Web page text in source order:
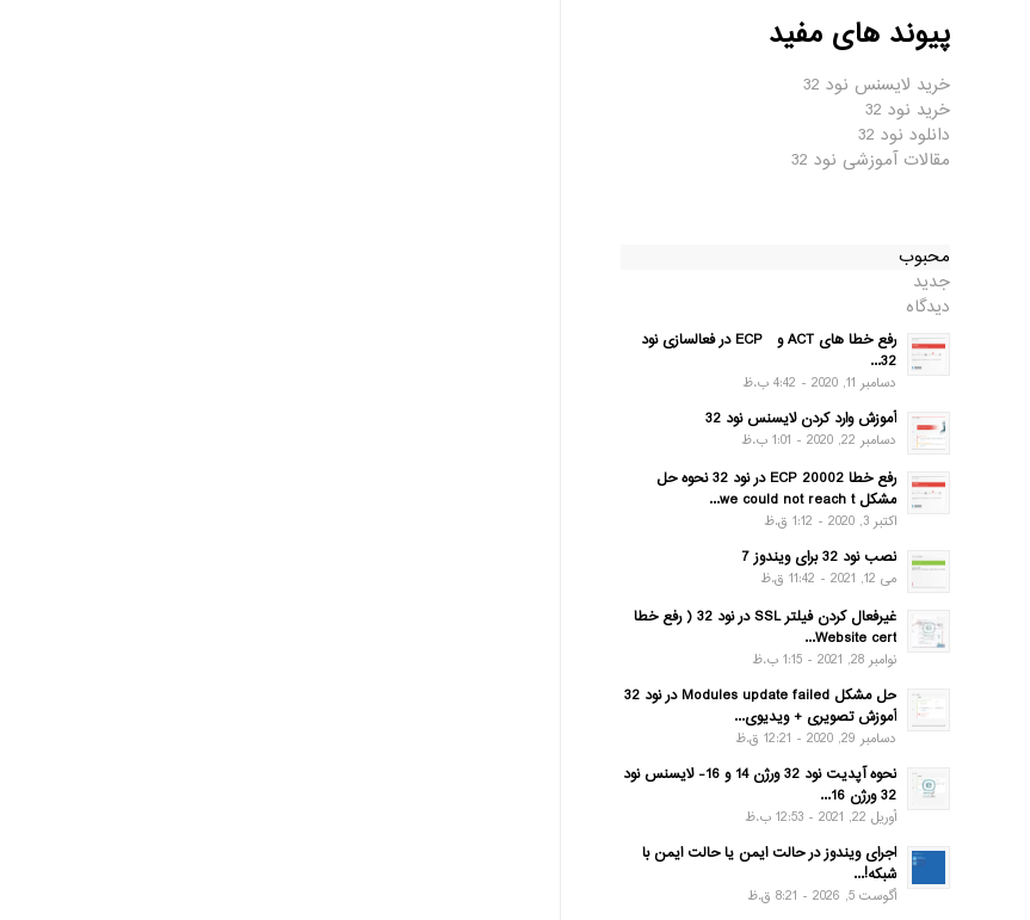
پیوند های مفید
خرید لایسنس نود 32
خرید نود 32
دانلود نود 32
مقالات آموزشی نود 32
محبوب
جدید
دیدگاه
رفع خطا های ACT و ECP در فعالسازی نود
32...
دسامبر 11, 2020 - 4:42 ب.ظ
آموزش وارد کردن لایسنس نود 32
دسامبر 22, 2020 - 1:01 ب.ظ
رفع خطا ECP 20002 در نود 32 نحوه حل
مشکل we could not reach t...
اکتبر 3, 2020 - 1:12 ق.ظ
نصب نود 32 برای ویندوز 7
می 12, 2021 - 11:42 ق.ظ
غیرفعال کردن فیلتر SSL در نود 32 ( رفع خطا
Website cert...
نوامبر 28, 2021 - 1:15 ب.ظ
حل مشکل Modules update failed در نود 32
آموزش تصویری + ویدیوی...
دسامبر 29, 2020 - 12:21 ق.ظ
نحوه آپدیت نود 32 ورژن 14 و 16- لایسنس نود
32 ورژن 16...
آوریل 22, 2021 - 12:53 ب.ظ
اجرای ویندوز در حالت ایمن یا حالت ایمن با
شبکه!...
آگوست 5, 2026 - 8:21 ق.ظ